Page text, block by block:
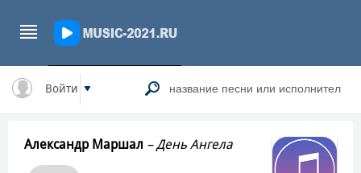
Войти
Александр Маршал – День Ангела